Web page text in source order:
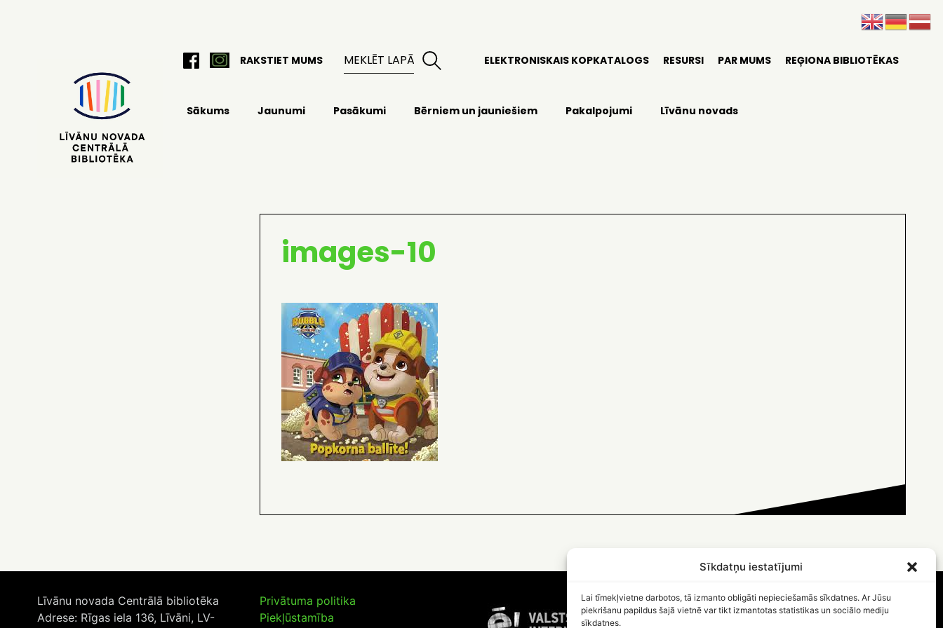
Sīkdatņu iestatījumi
Lai tīmekļvietne darbotos, tā izmanto obligāti nepieciešamās sīkdatnes. Ar Jūsu
piekrišanu papildus šajā vietnē var tikt izmantotas statistikas un sociālo mediju
sīkdatnes.
RAKSTIET MUMS ELEKTRONISKAIS KOPKATALOGS RESURSI PAR MUMS REĢIONA BIBLIOTĒKAS
Sākums Jaunumi Pasākumi Bērniem un jauniešiem Pakalpojumi Līvānu novads
images-10
Līvānu novada Centrālā bibliotēka
Adrese: Rīgas iela 136, Līvāni, LV-
Privātuma politika
Piekļūstamība